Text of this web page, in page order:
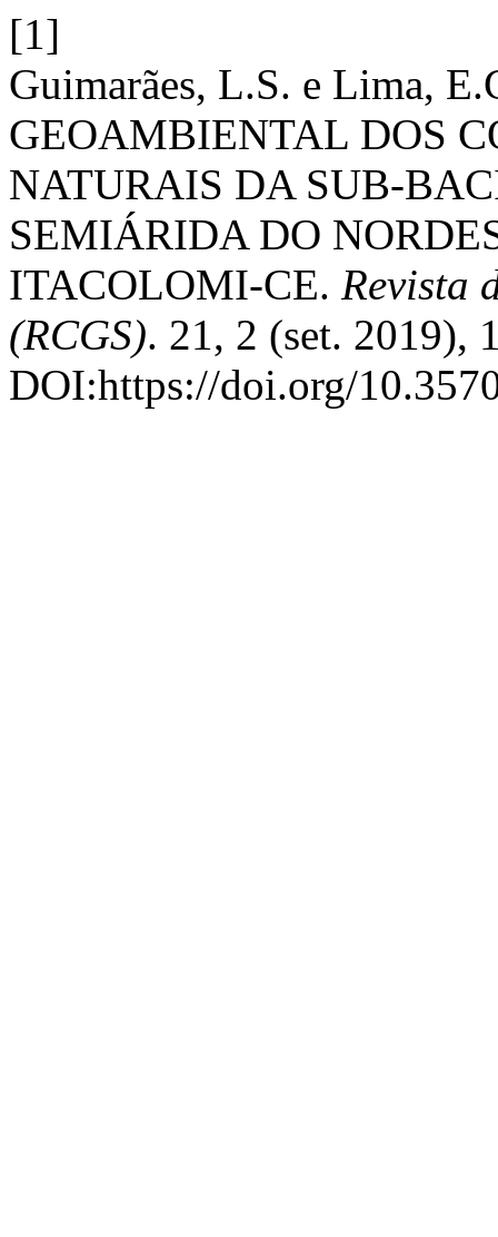
[1]
Guimarães, L.S. e Lima,
GEOAMBIENTAL DOS
NATURAIS DA SUB-
SEMIÁRIDA DO
ITACOLOMI-CE. Revista
(RCGS). 21, 2 (set. 2019),
DOI:https://doi.org/